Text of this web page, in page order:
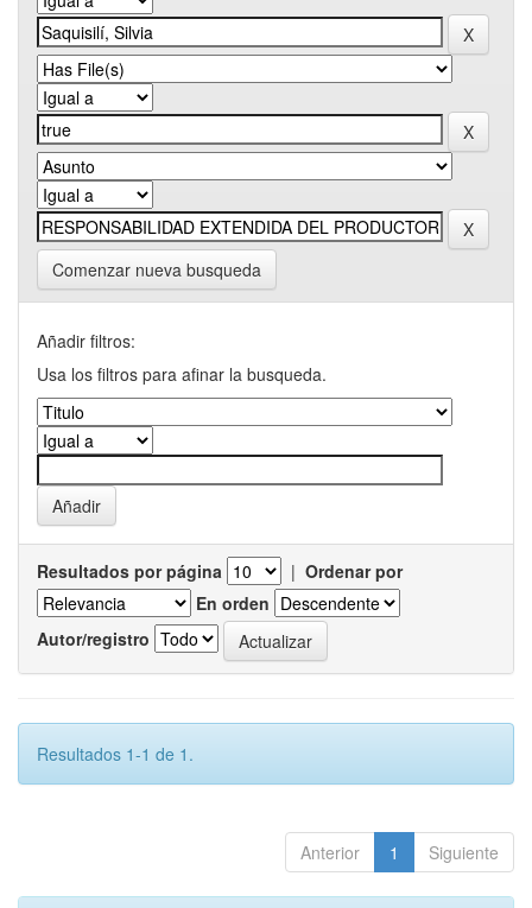
Comenzar nueva busqueda
Añadir filtros:
Usa los filtros para afinar la busqueda.
Resultados por página | Ordenar por
En orden
Autor/registro
Resultados 1-1 de 1.
Anterior 1 Siguiente